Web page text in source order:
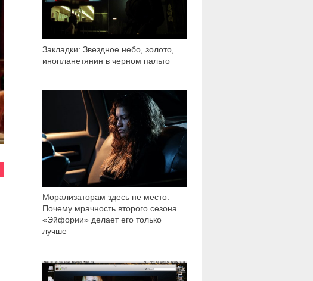
Закладки: Звездное небо, золото,
инопланетянин в черном пальто
Морализаторам здесь не место:
Почему мрачность второго сезона
«Эйфории» делает его только
лучше
6 594
1 080